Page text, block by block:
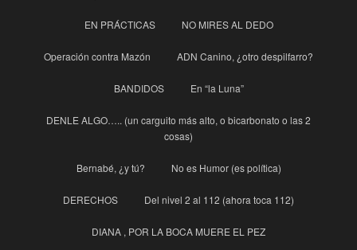
EN PRÁCTICAS NO MIRES AL DEDO
Operación contra Mazón ADN Canino, ¿otro despilfarro?
BANDIDOS En “la Luna”
DENLE ALGO….. (un carguito más alto, o bicarbonato o las 2
cosas)
Bernabé, ¿y tú? No es Humor (es política)
DERECHOS Del nivel 2 al 112 (ahora toca 112)
DIANA , POR LA BOCA MUERE EL PEZ